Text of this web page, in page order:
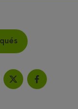
l'article sur
Partagez l'article
Partagez